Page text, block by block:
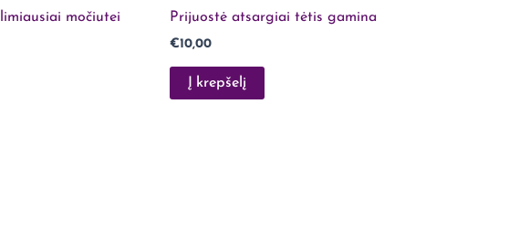
močiutei Prijuostė atsargiai tėtis gamina
€10,00
Į krepšelį